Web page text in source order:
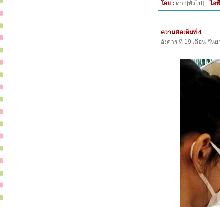
โดย : ดาว[ทั้วไป] ไอ
ความคิดเห็นที่ 4
อังคาร ที่ 19 เดือน กัน